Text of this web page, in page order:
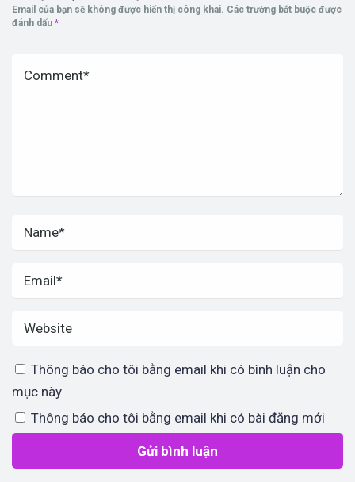
Email của bạn sẽ không được hiển thị công khai. Các trường bắt buộc được
đánh dấu *
Thông báo cho tôi bằng email khi có bình luận cho
mục này
Thông báo cho tôi bằng email khi có bài đăng mới